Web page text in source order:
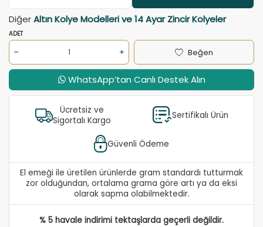
DiğerAltın Kolye Modelleri ve 14 Ayar Zincir Kolyeler
ADET
Beğen
WhatsApp’tan Canlı Destek Alın
Ücretsiz ve
Sigortalı Kargo
Sertifikalı Ürün
Güvenli Ödeme
El emeği ile üretilen ürünlerde gram standardı tutturmak
zor olduğundan, ortalama grama göre artı ya da eksi
olarak sapma olabilmektedir.
% 5 havale indirimi tektaşlarda geçerli değildir.